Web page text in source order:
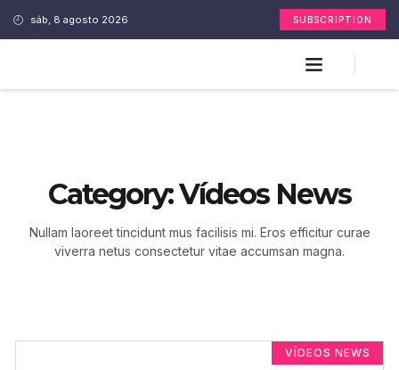
sáb, 8 agosto 2026 SUBSCRIPTION
Category: Vídeos News
Nullam laoreet tincidunt mus facilisis mi. Eros efficitur curae
viverra netus consectetur vitae accumsan magna.
VÍDEOS NEWS